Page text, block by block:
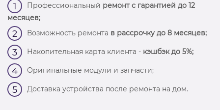
1 Профессиональный ремонт с гарантией до 12
месяцев;
2 Возможность ремонта в рассрочку до 8 месяцев;
3 Накопительная карта клиента - кэшбэк до 5%;
4 Оригинальные модули и запчасти;
5 Доставка устройства после ремонта на дом.